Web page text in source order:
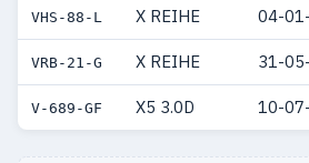
VHS-88-L X REIHE 04-
VRB-21-G X REIHE 31-
V-689-GF X5 3.0D 10-